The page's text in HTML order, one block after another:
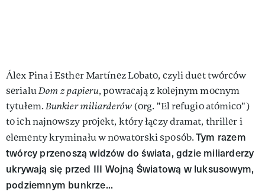
Álex Pina i Esther Martínez Lobato, czyli duet twórców
serialuDom z papieru, powracają z kolejnym mocnym
tytułem.Bunkier miliarderów(org. "El refugio atómico")
to ich najnowszy projekt, który łączy dramat, thriller i
elementy kryminału w nowatorski sposób.Tym razem
twórcy przenoszą widzów do świata, gdzie miliarderzy
ukrywają się przed III Wojną Światową w luksusowym,
podziemnym bunkrze...